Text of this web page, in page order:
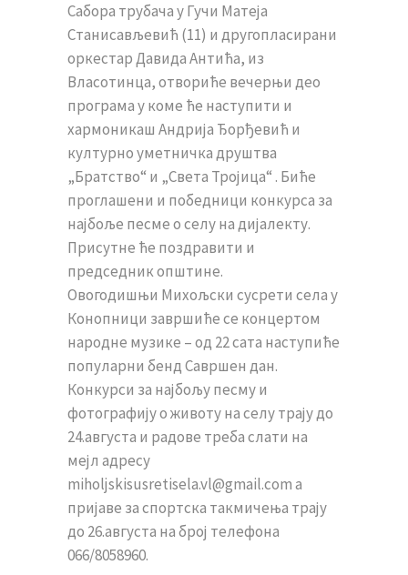
Сабора трубача у Гучи Матеја
Станисављевић (11) и другопласирани
оркестар Давида Антића, из
Власотинца, отвориће вечерњи део
програма у коме ће наступити и
хармоникаш Андрија Ђорђевић и
културно уметничка друштва
„Братство“ и „Света Тројица“ . Биће
проглашени и победници конкурса за
најбоље песме о селу на дијалекту.
Присутне ће поздравити и
председник општине.
Овогодишњи Михољски сусрети села у
Конопници завршиће се концертом
народне музике – од 22 сата наступиће
популарни бенд Савршен дан.
Конкурси за најбољу песму и
фотографију о животу на селу трају до
24.августа и радове треба слати на
мејл адресу
miholjskisusretisela.vl@gmail.com а
пријаве за спортска такмичења трају
до 26.августа на број телефона
066/8058960.